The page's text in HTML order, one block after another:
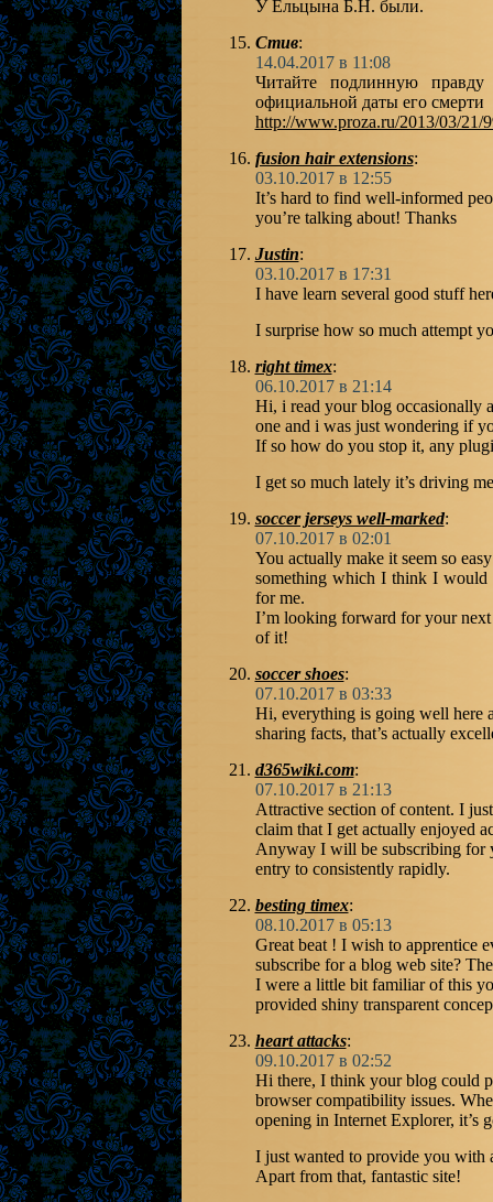
У Ельцына Б.Н. были.
Стив:
14.04.2017 в 11:08
Читайте подлинную
официальной даты его смерти
http://www.proza.ru/2013/03/21/
fusion hair extensions:
03.10.2017 в 12:55
It’s hard to find well-informed
you’re talking about! Thanks
Justin:
03.10.2017 в 17:31
I have learn several good stuff
I surprise how so much attempt
right timex:
06.10.2017 в 21:14
Hi, i read your blog occasionally
one and i was just wondering if
If so how do you stop it, any
I get so much lately it’s driving
soccer jerseys well-marked:
07.10.2017 в 02:01
You actually make it seem so
something which I think I would
for me.
I’m looking forward for your
of it!
soccer shoes:
07.10.2017 в 03:33
Hi, everything is going well here
sharing facts, that’s actually
d365wiki.com:
07.10.2017 в 21:13
Attractive section of content. I
claim that I get actually enjoyed
Anyway I will be subscribing for
entry to consistently rapidly.
besting timex:
08.10.2017 в 05:13
Great beat ! I wish to apprentice
subscribe for a blog web site?
I were a little bit familiar of this
provided shiny transparent
heart attacks:
09.10.2017 в 02:52
Hi there, I think your blog could
browser compatibility issues.
opening in Internet Explorer, it’s
I just wanted to provide you with
Apart from that, fantastic site!